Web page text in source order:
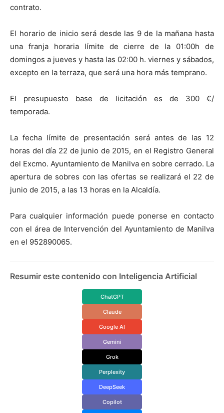
contrato.
El horario de inicio será desde las 9 de la mañana hasta
una franja horaria límite de cierre de la 01:00h de
domingos a jueves y hasta las 02:00 h. viernes y sábados,
excepto en la terraza, que será una hora más temprano.
El presupuesto base de licitación es de 300 €/
temporada.
La fecha límite de presentación será antes de las 12
horas del día 22 de junio de 2015, en el Registro General
del Excmo. Ayuntamiento de Manilva en sobre cerrado. La
apertura de sobres con las ofertas se realizará el 22 de
junio de 2015, a las 13 horas en la Alcaldía.
Para cualquier información puede ponerse en contacto
con el área de Intervención del Ayuntamiento de Manilva
en el 952890065.
Resumir este contenido con Inteligencia Artificial
ChatGPT
Claude
Google AI
Gemini
Grok
Perplexity
DeepSeek
Copilot